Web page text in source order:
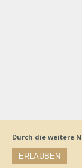
Durch die weitere
ERLAUBEN